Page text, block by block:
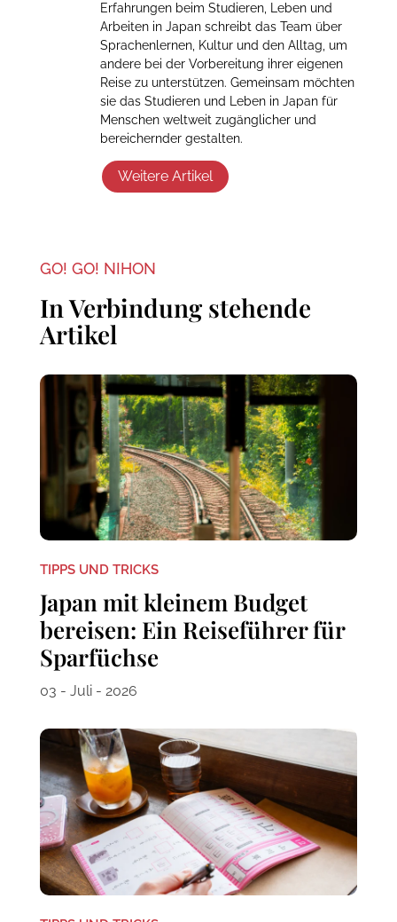
Erfahrungen beim Studieren, Leben und
Arbeiten in Japan schreibt das Team über
Sprachenlernen, Kultur und den Alltag, um
andere bei der Vorbereitung ihrer eigenen
Reise zu unterstützen. Gemeinsam möchten
sie das Studieren und Leben in Japan für
Menschen weltweit zugänglicher und
bereichernder gestalten.
Weitere Artikel
GO! GO! NIHON
In Verbindung stehende
Artikel
TIPPS UND TRICKS
Japan mit kleinem Budget
bereisen: Ein Reiseführer für
Sparfüchse
03 - Juli - 2026